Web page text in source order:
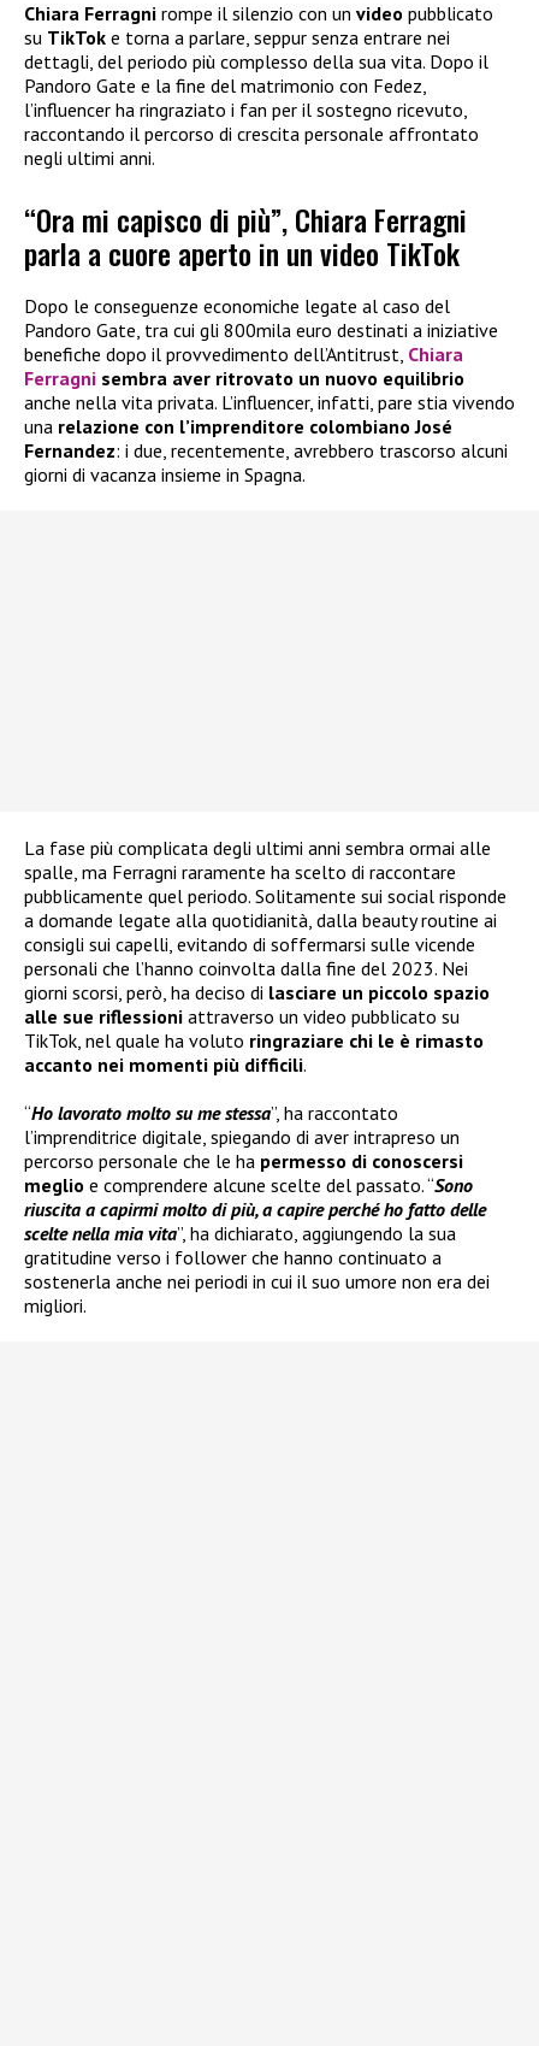
Chiara Ferragni rompe il silenzio con un video pubblicato
su TikTok e torna a parlare, seppur senza entrare nei
dettagli, del periodo più complesso della sua vita. Dopo il
Pandoro Gate e la fine del matrimonio con Fedez,
l’influencer ha ringraziato i fan per il sostegno ricevuto,
raccontando il percorso di crescita personale affrontato
negli ultimi anni.
“Ora mi capisco di più”, Chiara Ferragni
parla a cuore aperto in un video TikTok
Dopo le conseguenze economiche legate al caso del
Pandoro Gate, tra cui gli 800mila euro destinati a iniziative
benefiche dopo il provvedimento dell’Antitrust, Chiara
Ferragni sembra aver ritrovato un nuovo equilibrio
anche nella vita privata. L’influencer, infatti, pare stia vivendo
una relazione con l’imprenditore colombiano José
Fernandez: i due, recentemente, avrebbero trascorso alcuni
giorni di vacanza insieme in Spagna.
La fase più complicata degli ultimi anni sembra ormai alle
spalle, ma Ferragni raramente ha scelto di raccontare
pubblicamente quel periodo. Solitamente sui social risponde
a domande legate alla quotidianità, dalla beauty routine ai
consigli sui capelli, evitando di soffermarsi sulle vicende
personali che l’hanno coinvolta dalla fine del 2023. Nei
giorni scorsi, però, ha deciso di lasciare un piccolo spazio
alle sue riflessioni attraverso un video pubblicato su
TikTok, nel quale ha voluto ringraziare chi le è rimasto
accanto nei momenti più difficili.
“Ho lavorato molto su me stessa”, ha raccontato
l’imprenditrice digitale, spiegando di aver intrapreso un
percorso personale che le ha permesso di conoscersi
meglio e comprendere alcune scelte del passato. “Sono
riuscita a capirmi molto di più, a capire perché ho fatto delle
scelte nella mia vita”, ha dichiarato, aggiungendo la sua
gratitudine verso i follower che hanno continuato a
sostenerla anche nei periodi in cui il suo umore non era dei
migliori.